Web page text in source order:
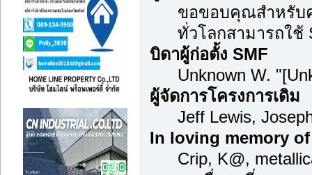
ขอขอบคุณสำหรับ
ทั่วโลกสามารถใช้
บิดาผู้ก่อตั้ง SMF
Unknown W.
ผู้จัดการโครงการเดิม
Jeff Lewis,
In loving memory of
Crip, K@,